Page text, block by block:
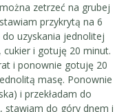
zetrzeć na grubej
przykrytą na 6
uzyskania jednolitej
i gotuję 20 minut.
i ponownie gotuję 20
masę. Ponownie
i przekładam do
stawiam do góry dnem i